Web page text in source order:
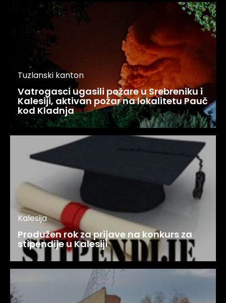
Tuzlanski kanton
Vatrogasci ugasili požare u Srebreniku i
Kalesiji, aktivan požar na lokalitetu Pauč
kod Kladnja
Kalesija
Produžen rok za prijave na konkurs za
stipendije u Kalesiji